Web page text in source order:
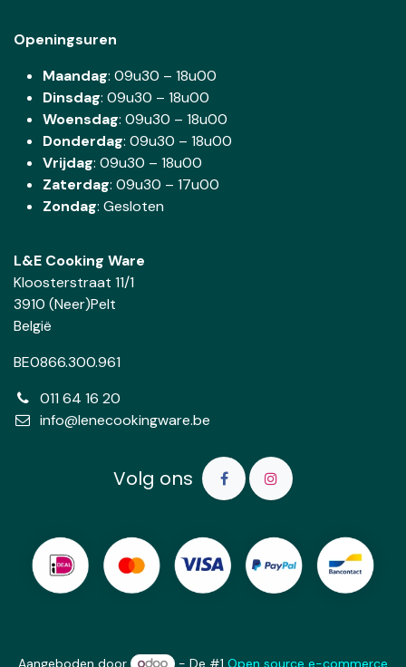
Openingsuren
Maandag: 09u30 – 18u00
Dinsdag: 09u30 – 18u00
Woensdag: 09u30 – 18u00
Donderdag: 09u30 – 18u00
Vrijdag: 09u30 – 18u00
Zaterdag: 09u30 – 17u00
Zondag: Gesloten
L&E Cooking Ware
Kloosterstraat 11/1
3910 (Neer)Pelt
België
BE0866.300.961
011 64 16 20
info@lenecookingware.be
Volg ons
Aangeboden door - De #1 Open source e-commerce